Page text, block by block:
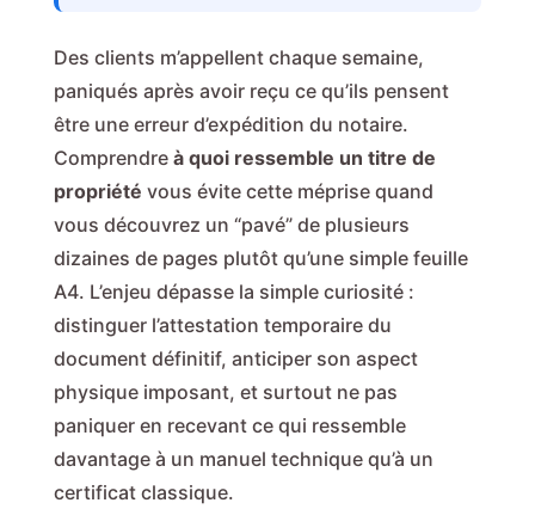
Des clients m’appellent chaque semaine,
paniqués après avoir reçu ce qu’ils pensent
être une erreur d’expédition du notaire.
Comprendre à quoi ressemble un titre de
propriété vous évite cette méprise quand
vous découvrez un “pavé” de plusieurs
dizaines de pages plutôt qu’une simple feuille
A4. L’enjeu dépasse la simple curiosité :
distinguer l’attestation temporaire du
document définitif, anticiper son aspect
physique imposant, et surtout ne pas
paniquer en recevant ce qui ressemble
davantage à un manuel technique qu’à un
certificat classique.